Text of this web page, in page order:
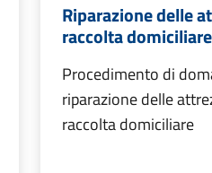
Riparazione delle
raccolta domiciliare
Procedimento di
riparazione delle
raccolta domiciliare